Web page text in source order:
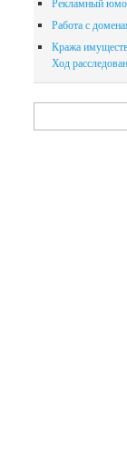
Рекламный
Работа с
Кража
Ход